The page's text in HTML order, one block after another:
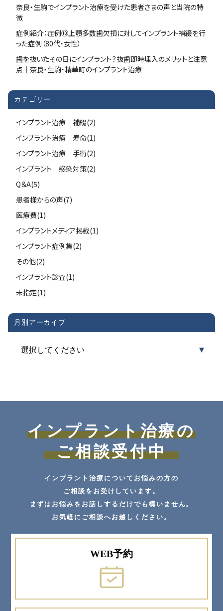
奈良・生駒でインプラント治療を受けた患者さまの声と当院の特
徴
症例紹介：症例⑩上顎多数歯欠損に対してインプラント補綴を行
った症例（80代・女性）
歯を抜いたその日にインプラント？抜歯即時埋入のメリットと注意
点｜奈良・生駒・精華町のインプラント治療
カテゴリー
インプラント治療 補綴(2)
インプラント治療 寿命(1)
インプラント治療 手術(2)
インプラント 感染対策(2)
Q＆A(5)
患者様からの声(7)
医療費(1)
インプラントメディア掲載(1)
インプラント症例集(2)
その他(2)
インプラント診査(1)
未指定(1)
月別アーカイブ
インプラント治療の
ご相談受付中
インプラント治療についてお悩みの方の
ご相談をお受けしています。
まずはお悩みをお話しするだけでも構いません。
お気軽にご相談へお越しください。
WEB予約